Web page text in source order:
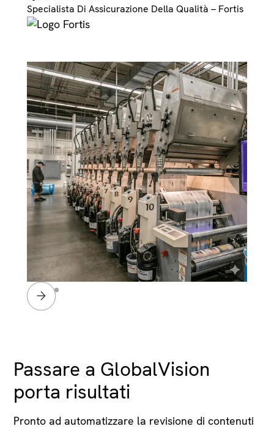
Specialista Di Assicurazione Della Qualità – Fortis
Slide 2 of 4.
Passare a GlobalVision
porta risultati
Pronto ad automatizzare la revisione di contenuti